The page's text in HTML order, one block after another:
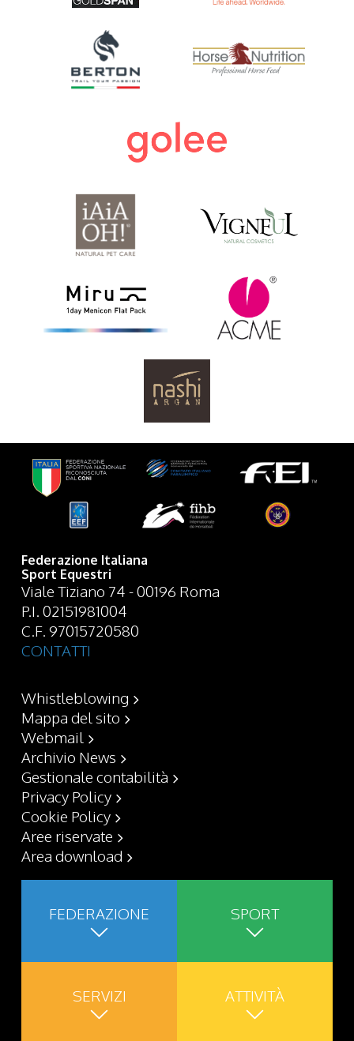
Federazione Italiana
Sport Equestri
Viale Tiziano 74 - 00196 Roma
P.I. 02151981004
C.F. 97015720580
CONTATTI
Whistleblowing
Mappa del sito
Webmail
Archivio News
Gestionale contabilità
Privacy Policy
Cookie Policy
Aree riservate
Area download
FEDERAZIONE SPORT
SERVIZI ATTIVITÀ